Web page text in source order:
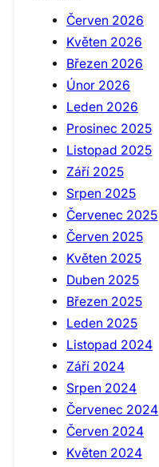
Červen 2026
Květen 2026
Březen 2026
Únor 2026
Leden 2026
Prosinec 2025
Listopad 2025
Září 2025
Srpen 2025
Červenec 2025
Červen 2025
Květen 2025
Duben 2025
Březen 2025
Leden 2025
Listopad 2024
Září 2024
Srpen 2024
Červenec 2024
Červen 2024
Květen 2024